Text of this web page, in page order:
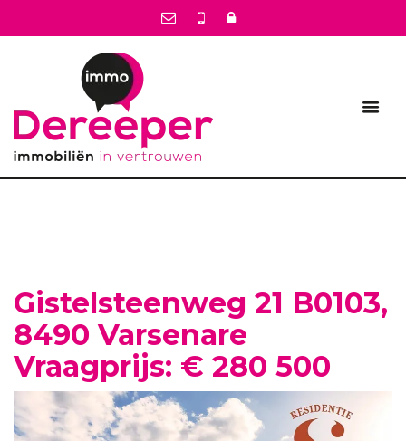
Gistelsteenweg 21 B0103,
8490 Varsenare
Vraagprijs: € 280 500